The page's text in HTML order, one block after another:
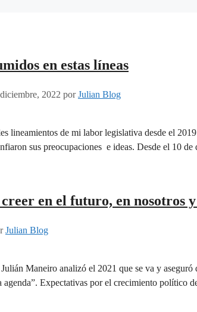
en estas líneas
2022 porJulian Blog
lineamientos de mi labor legislativa desde el
sus preocupaciones e ideas. Desde el 10
creer en el futuro, en nosotros
Julian Blog
Maneiro analizó el 2021 que se va y
agenda”. Expectativas por el crecimiento político